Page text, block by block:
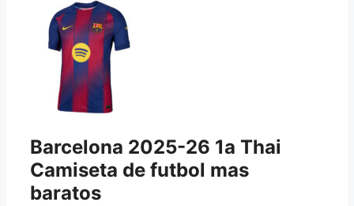
Barcelona 2025-26 1a Thai
Camiseta de futbol mas
baratos